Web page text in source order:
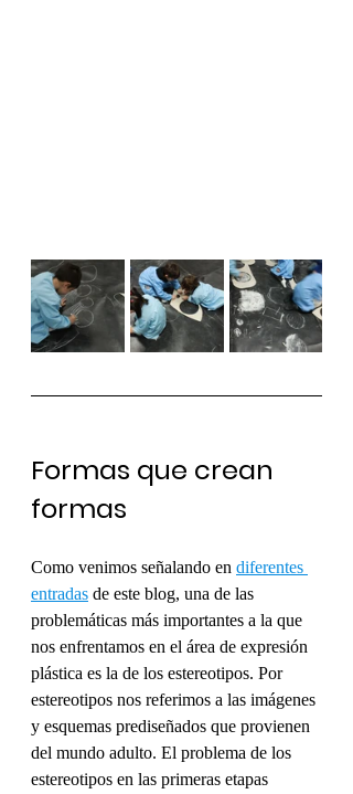
Formas que crean
formas
Como venimos señalando en diferentes
entradas de este blog, una de las
problemáticas más importantes a la que
nos enfrentamos en el área de expresión
plástica es la de los estereotipos. Por
estereotipos nos referimos a las imágenes
y esquemas prediseñados que provienen
del mundo adulto. El problema de los
estereotipos en las primeras etapas